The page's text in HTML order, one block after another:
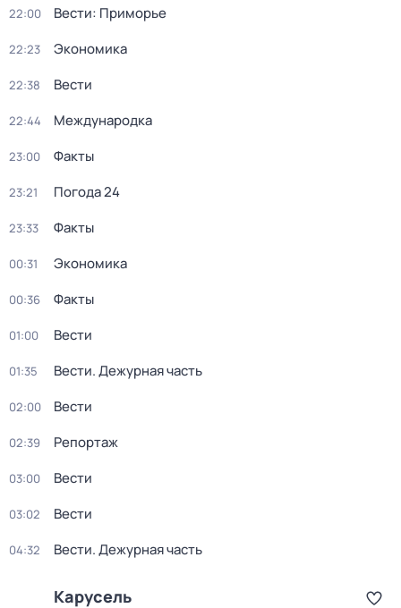
22:00 Вести: Приморье
22:23 Экономика
22:38 Вести
22:44 Международка
23:00 Факты
23:21 Погода 24
23:33 Факты
00:31 Экономика
00:36 Факты
01:00 Вести
01:35 Вести. Дежурная часть
02:00 Вести
02:39 Репортаж
03:00 Вести
03:02 Вести
04:32 Вести. Дежурная часть
Карусель